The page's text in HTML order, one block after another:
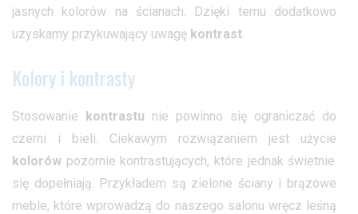
jasnych kolorów na ścianach. Dzięki temu dodatkowo
uzyskamy przykuwający uwagę kontrast
Kolory i kontrasty
Stosowanie kontrastu nie powinno się ograniczać do
czerni i bieli. Ciekawym rozwiązaniem jest użycie
kolorów pozornie kontrastujących, które jednak świetnie
się dopełniają. Przykładem są zielone ściany i brązowe
meble, które wprowadzą do naszego salonu wręcz leśną